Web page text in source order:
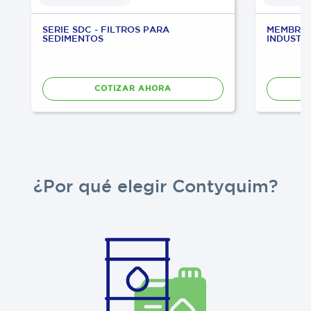
SERIE SDC - FILTROS PARA
SEDIMENTOS
COTIZAR AHORA
¿Por qué elegir Contyquim?